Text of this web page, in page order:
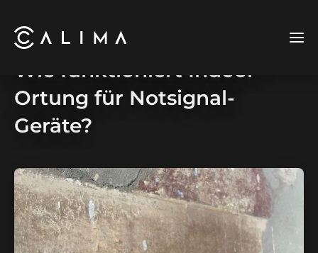
Wie funktioniert Indoor-
Ortung für Notsignal-
Geräte?